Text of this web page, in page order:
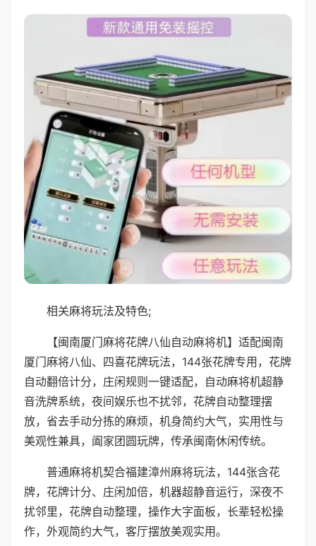
相关麻将玩法及特色;
【闽南厦门麻将花牌八仙自动麻将机】适配闽南
厦门麻将八仙、四喜花牌玩法，144张花牌专用，花牌
自动翻倍计分，庄闲规则一键适配，自动麻将机超静
音洗牌系统，夜间娱乐也不扰邻，花牌自动整理摆
放，省去手动分拣的麻烦，机身简约大气，实用性与
美观性兼具，阖家团圆玩牌，传承闽南休闲传统。
普通麻将机契合福建漳州麻将玩法，144张含花
牌，花牌计分、庄闲加倍，机器超静音运行，深夜不
扰邻里，花牌自动整理，操作大字面板，长辈轻松操
作，外观简约大气，客厅摆放美观实用。